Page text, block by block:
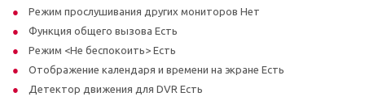
Режим прослушивания других мониторов Нет
Функция общего вызова Есть
Режим <Не беспокоить> Есть
Отображение календаря и времени на экране Есть
Детектор движения для DVR Есть